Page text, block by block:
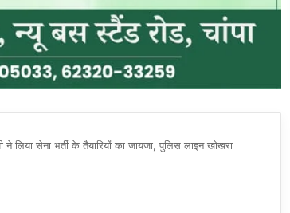
सेना भर्ती के तैयारियों का जायजा, पुलिस लाइन खोखरा